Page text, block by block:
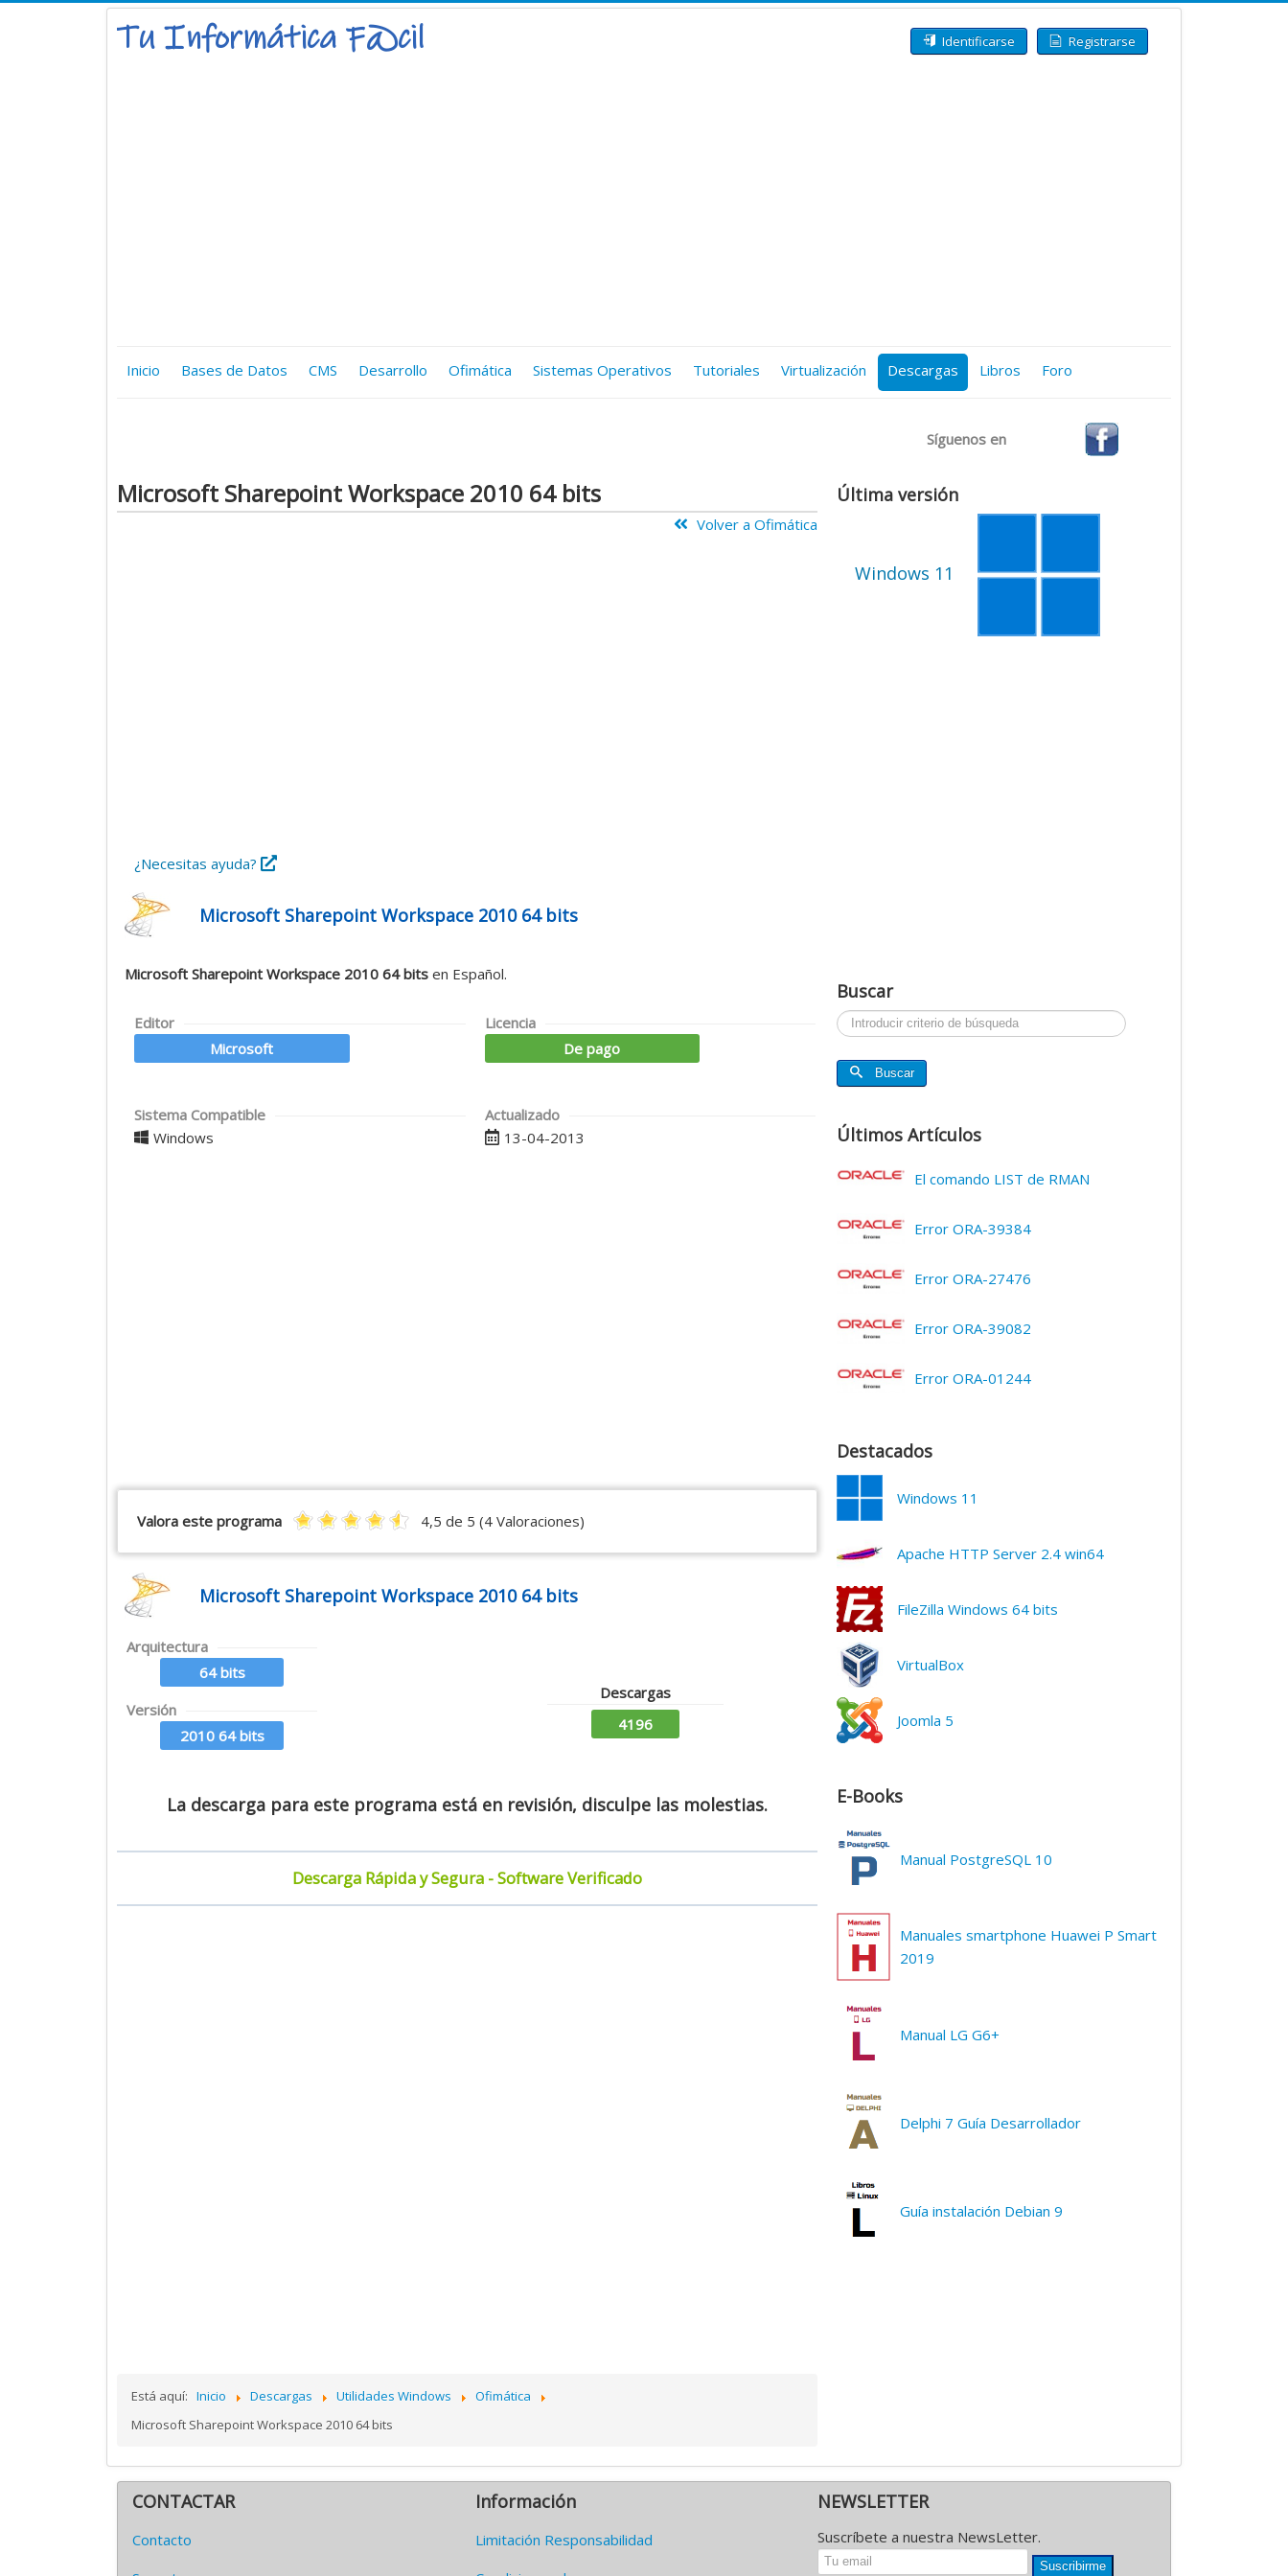
Identificarse Registrarse
Inicio Bases de Datos CMS Desarrollo Ofimática Sistemas Operativos Tutoriales Virtualización Descargas Libros Foro
Síguenos en
Microsoft Sharepoint Workspace 2010 64 bits
Volver a Ofimática
¿Necesitas ayuda?
Microsoft Sharepoint Workspace 2010 64 bits
Microsoft Sharepoint Workspace 2010 64 bits en Español.
Editor
Microsoft
Licencia
De pago
Sistema Compatible
Windows
Actualizado
13-04-2013
Valora este programa 4,5 de 5 (4 Valoraciones)
Microsoft Sharepoint Workspace 2010 64 bits
Arquitectura
64 bits
Versión
2010 64 bits
Descargas
4196
La descarga para este programa está en revisión, disculpe las molestias.
Descarga Rápida y Segura - Software Verificado
Está aquí: Inicio Descargas Utilidades Windows
Ofimática
Microsoft Sharepoint Workspace 2010 64 bits
Última versión
Windows 11
Buscar
Buscar...
Buscar
Últimos Artículos
El comando LIST de RMAN
Error ORA-39384
Error ORA-27476
Error ORA-39082
Error ORA-01244
Destacados
Windows 11
Apache HTTP Server 2.4 win64
FileZilla Windows 64 bits
VirtualBox
Joomla 5
E-Books
Manual PostgreSQL 10
Manuales smartphone Huawei P Smart
2019
Manual LG G6+
Delphi 7 Guía Desarrollador
Guía instalación Debian 9
CONTACTAR
Contacto
Información
Limitación Responsabilidad
NEWSLETTER
Suscríbete a nuestra NewsLetter.
Suscribirme